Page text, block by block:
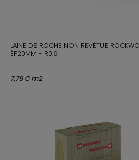
LAINE DE ROCHE NON REVÊTUE
ÉP20MM - R0.6
7,79 € m2